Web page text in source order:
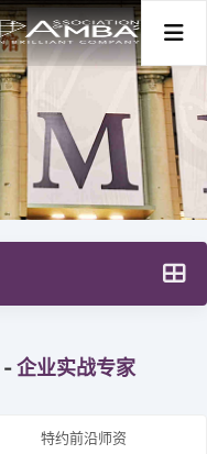
-企业实战专家
特约前沿师资